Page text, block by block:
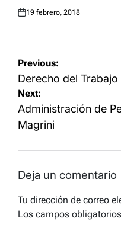
Posted
19 febrero, 2018
Navegación
de
entradas
Previous:
Derecho del
Next:
Administración de
Magrini
Deja un comentario
Tu dirección de correo
Los campos